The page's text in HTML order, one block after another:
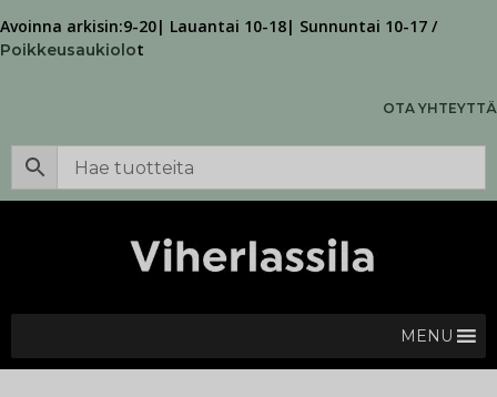
Avoinna arkisin:9-20| Lauantai 10-18| Sunnuntai 10-17 /
Poikkeusaukiolot
OTA YHTEYTTÄ
MENU